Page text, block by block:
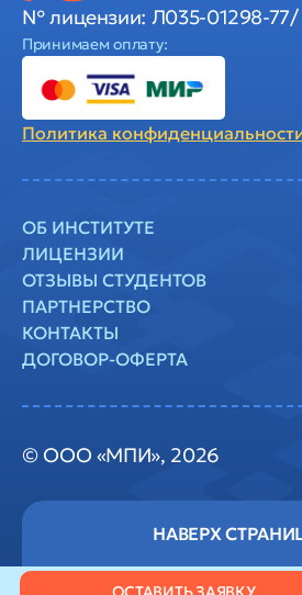
№ лицензии: Л035-01298-77/
Принимаем оплату:
Политика
© ООО «МПИ», 2026
ОБ ИНСТИТУТЕ
ЛИЦЕНЗИИ
ОТЗЫВЫ СТУДЕНТОВ
ПАРТНЕРСТВО
КОНТАКТЫ
ДОГОВОР-ОФЕРТА